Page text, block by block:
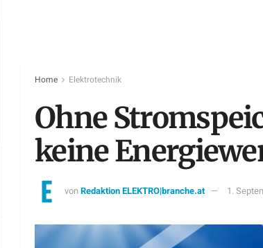
Home Elektrotechnik
Ohne
keine
vonRedaktion ELEKTRO|branche.at 1.